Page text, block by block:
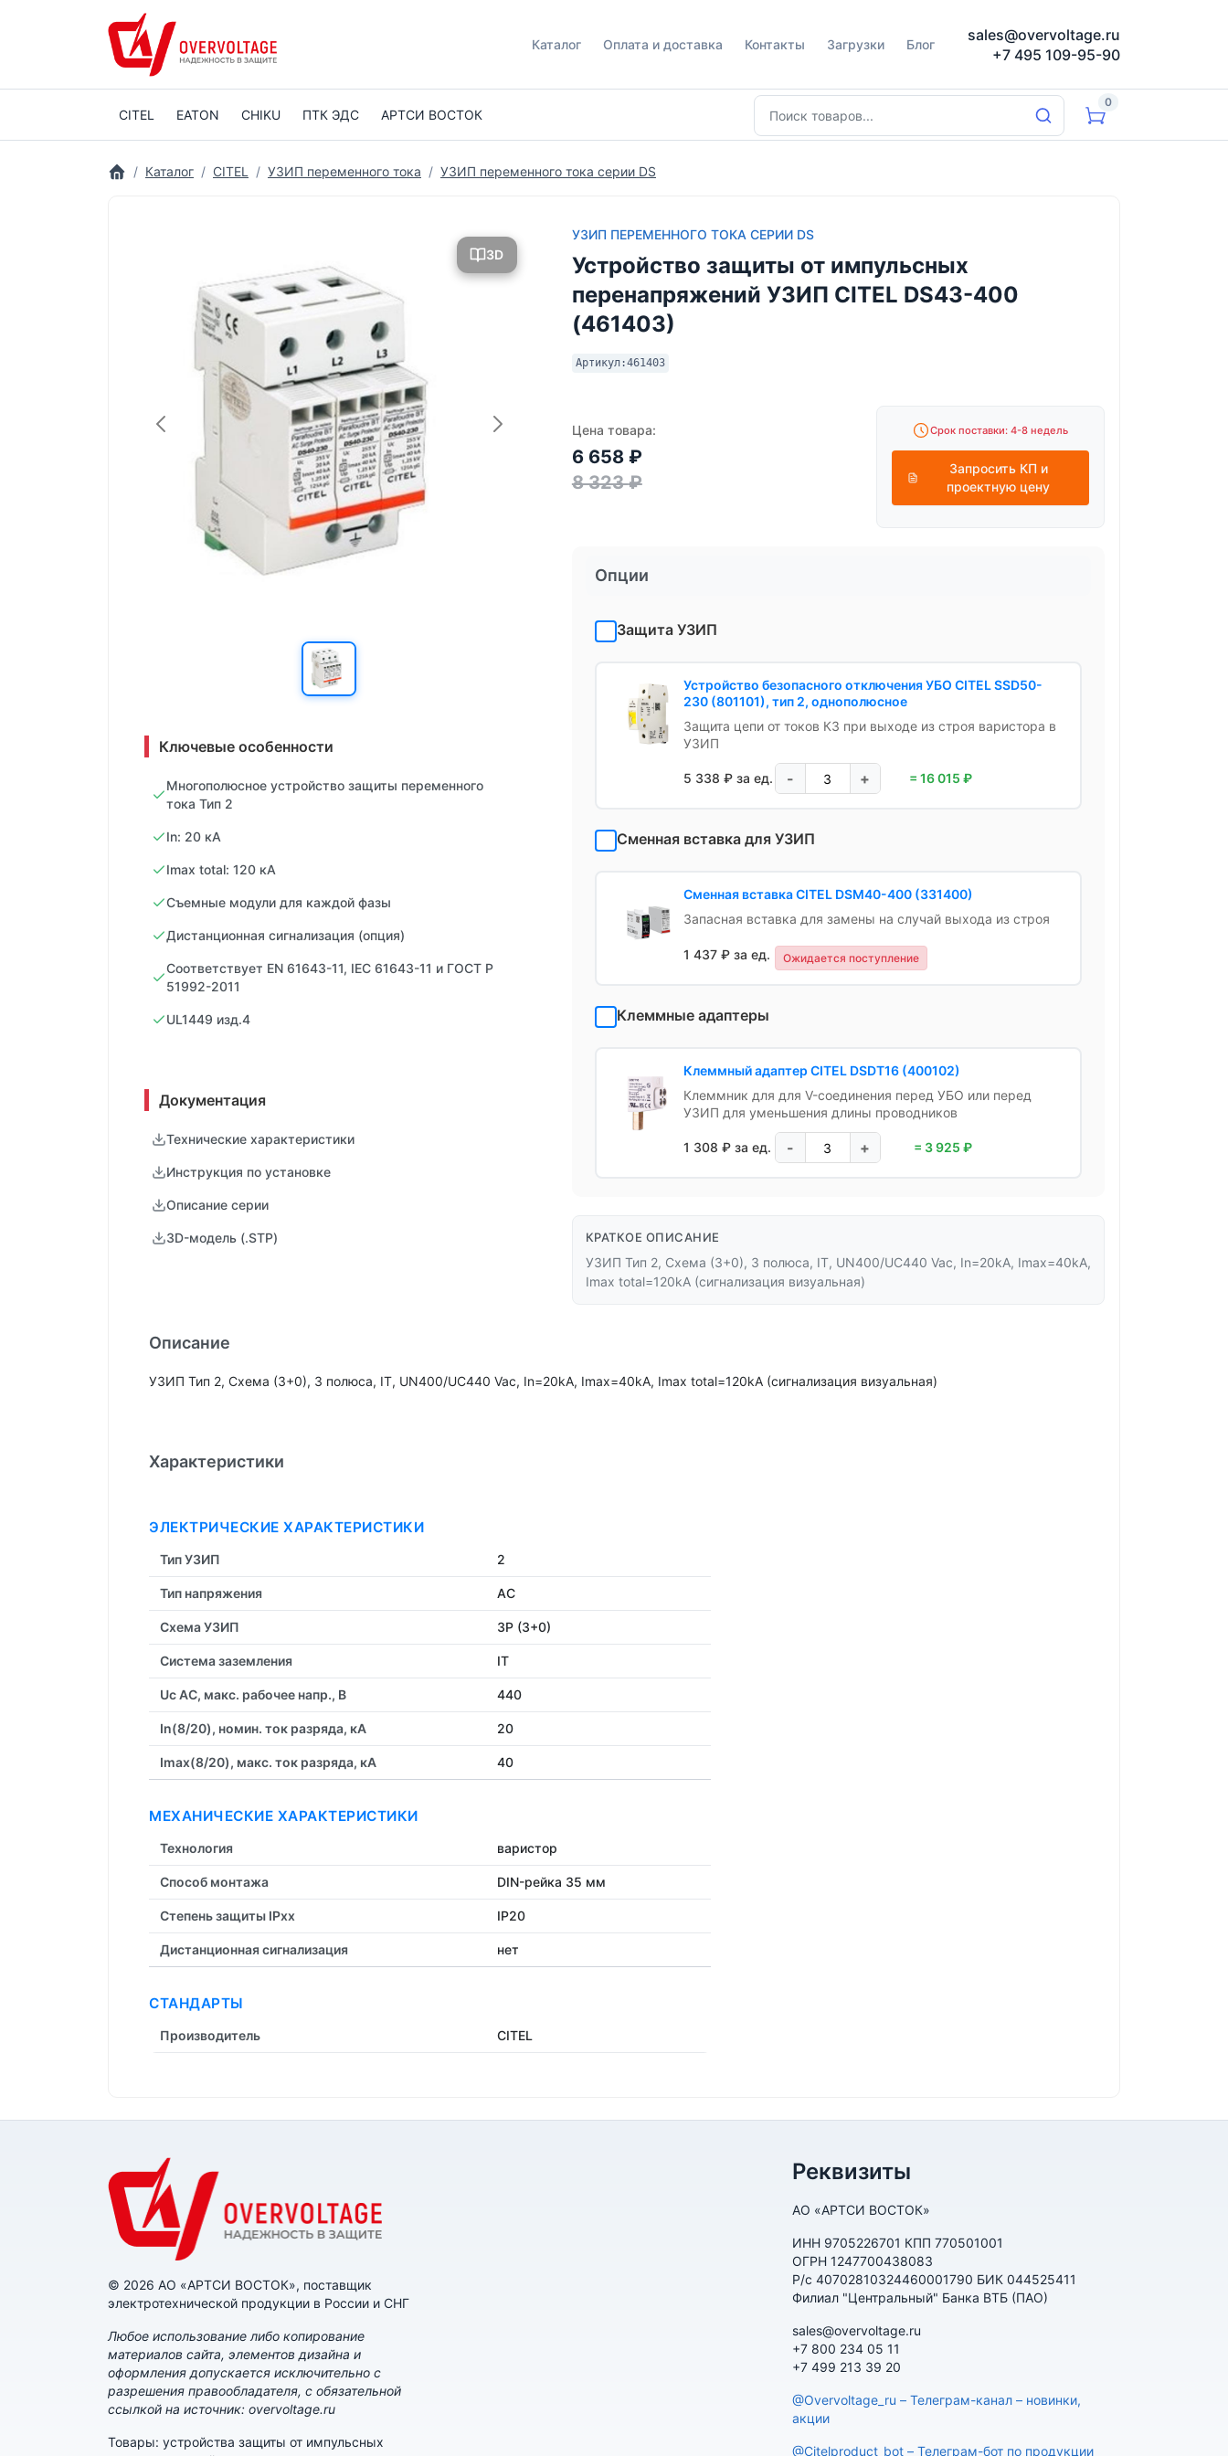
Каталог Оплата и доставка Контакты Загрузки Блог
sales@overvoltage.ru
+7 495 109-95-90
CITEL EATON CHIKU ПТК ЭДС АРТСИ ВОСТОК
0
Каталог CITEL УЗИП переменного тока УЗИП переменного тока серии DS
3D
Ключевые особенности
Многополюсное устройство защиты переменного
тока Тип 2
In: 20 кA
Imax total: 120 кA
Съемные модули для каждой фазы
Дистанционная сигнализация (опция)
Соответствует EN 61643-11, IEC 61643-11 и ГОСТ Р
51992-2011
UL1449 изд.4
Документация
Технические характеристики
Инструкция по установке
Описание серии
3D-модель (.STP)
УЗИП ПЕРЕМЕННОГО ТОКА СЕРИИ DS
Устройство защиты от импульсных
перенапряжений УЗИП CITEL DS43-400
(461403)
Артикул:461403
Цена товара:
6 658 ₽
8 323₽
Срок поставки: 4-8 недель
Запросить КП и
проектную цену
Опции
Защита УЗИП
Устройство безопасного отключения УБО CITEL SSD50-
230 (801101), тип 2, однополюсное
Защита цепи от токов КЗ при выходе из строя варистора в
УЗИП
5 338 ₽ за ед. - + = 16 015 ₽
Сменная вставка для УЗИП
Сменная вставка CITEL DSM40-400 (331400)
Запасная вставка для замены на случай выхода из строя
1 437 ₽ за ед. Ожидается поступление
Клеммные адаптеры
Клеммный адаптер CITEL DSDT16 (400102)
Клеммник для для V-соединения перед УБО или перед
УЗИП для уменьшения длины проводников
1 308 ₽ за ед. - + = 3 925 ₽
КРАТКОЕ ОПИСАНИЕ
УЗИП Тип 2, Схема (3+0), 3 полюса, IT, UN400/UC440 Vac, In=20kA, Imax=40kA,
Imax total=120kA (сигнализация визуальная)
Описание
УЗИП Тип 2, Схема (3+0), 3 полюса, IT, UN400/UC440 Vac, In=20kA, Imax=40kA, Imax total=120kA (сигнализация визуальная)
Характеристики
ЭЛЕКТРИЧЕСКИЕ ХАРАКТЕРИСТИКИ
Тип УЗИП 2
Тип напряжения AC
Схема УЗИП 3P (3+0)
Система заземления IT
Uc AC, макс. рабочее напр., В 440
In(8/20), номин. ток разряда, кА 20
Imax(8/20), макс. ток разряда, кА 40
МЕХАНИЧЕСКИЕ ХАРАКТЕРИСТИКИ
Технология варистор
Способ монтажа DIN-рейка 35 мм
Степень защиты IPxx IP20
Дистанционная cигнализация нет
СТАНДАРТЫ
Производитель CITEL
© 2026 АО «АРТСИ ВОСТОК», поставщик
электротехнической продукции в России и СНГ
Любое использование либо копирование
материалов сайта, элементов дизайна и
оформления допускается исключительно с
разрешения правообладателя, с обязательной
ссылкой на источник: overvoltage.ru
Товары: устройства защиты от импульсных
Реквизиты
АО «АРТСИ ВОСТОК»
ИНН 9705226701 КПП 770501001
ОГРН 1247700438083
Р/с 40702810324460001790 БИК 044525411
Филиал "Центральный" Банка ВТБ (ПАО)
sales@overvoltage.ru
+7 800 234 05 11
+7 499 213 39 20
@Overvoltage_ru – Телеграм-канал – новинки,
акции
@Citelproduct_bot – Телеграм-бот по продукции